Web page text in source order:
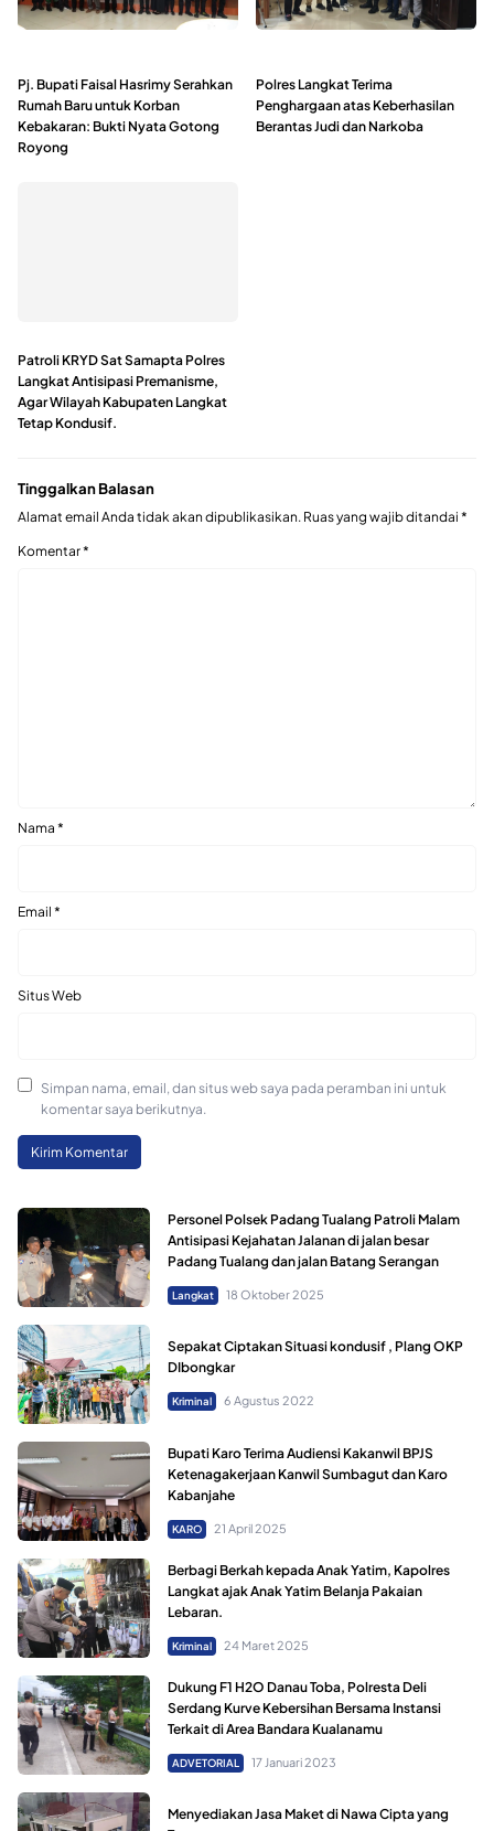
Pj. Bupati Faisal Hasrimy Serahkan
Rumah Baru untuk Korban
Kebakaran: Bukti Nyata Gotong
Royong
Polres Langkat Terima
Penghargaan atas Keberhasilan
Berantas Judi dan Narkoba
Patroli KRYD Sat Samapta Polres
Langkat Antisipasi Premanisme,
Agar Wilayah Kabupaten Langkat
Tetap Kondusif.
Tinggalkan Balasan
Alamat email Anda tidak akan dipublikasikan. Ruas yang wajib ditandai *
Komentar*
Nama *
Email *
Situs Web
Simpan nama, email, dan situs web saya pada peramban ini untuk
komentar saya berikutnya.
Personel Polsek Padang Tualang Patroli Malam
Antisipasi Kejahatan Jalanan di jalan besar
Padang Tualang dan jalan Batang Serangan
Langkat 18 Oktober 2025
Sepakat Ciptakan Situasi kondusif , Plang OKP
DIbongkar
Kriminal 6 Agustus 2022
Bupati Karo Terima Audiensi Kakanwil BPJS
Ketenagakerjaan Kanwil Sumbagut dan Karo
Kabanjahe
KARO 21 April 2025
Berbagi Berkah kepada Anak Yatim, Kapolres
Langkat ajak Anak Yatim Belanja Pakaian
Lebaran.
Kriminal 24 Maret 2025
Dukung F1 H2O Danau Toba, Polresta Deli
Serdang Kurve Kebersihan Bersama Instansi
Terkait di Area Bandara Kualanamu
ADVETORIAL 17 Januari 2023
Menyediakan Jasa Maket di Nawa Cipta yang